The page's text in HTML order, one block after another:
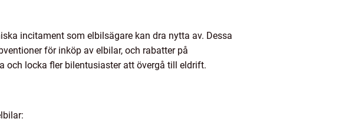
incitament som elbilsägare kan dra nytta av. Dessa
för inköp av elbilar, och rabatter på
och locka fler bilentusiaster att övergå till eldrift.